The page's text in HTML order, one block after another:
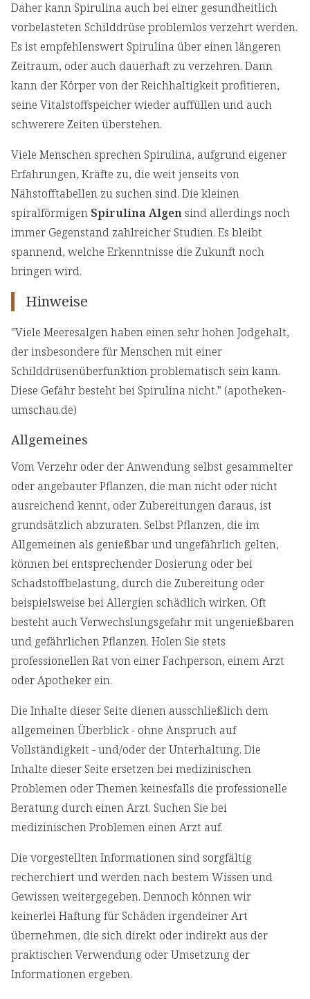
Daher kann Spirulina auch bei einer gesundheitlich
vorbelasteten Schilddrüse problemlos verzehrt werden.
Es ist empfehlenswert Spirulina über einen längeren
Zeitraum, oder auch dauerhaft zu verzehren. Dann
kann der Körper von der Reichhaltigkeit profitieren,
seine Vitalstoffspeicher wieder auffüllen und auch
schwerere Zeiten überstehen.
Viele Menschen sprechen Spirulina, aufgrund eigener
Erfahrungen, Kräfte zu, die weit jenseits von
Nähstofftabellen zu suchen sind. Die kleinen
spiralförmigen Spirulina Algen sind allerdings noch
immer Gegenstand zahlreicher Studien. Es bleibt
spannend, welche Erkenntnisse die Zukunft noch
bringen wird.
Hinweise
"Viele Meeresalgen haben einen sehr hohen Jodgehalt,
der insbesondere für Menschen mit einer
Schilddrüsenüberfunktion problematisch sein kann.
Diese Gefahr besteht bei Spirulina nicht." (apotheken-
umschau.de)
Allgemeines
Vom Verzehr oder der Anwendung selbst gesammelter
oder angebauter Pflanzen, die man nicht oder nicht
ausreichend kennt, oder Zubereitungen daraus, ist
grundsätzlich abzuraten. Selbst Pflanzen, die im
Allgemeinen als genießbar und ungefährlich gelten,
können bei entsprechender Dosierung oder bei
Schadstoffbelastung, durch die Zubereitung oder
beispielsweise bei Allergien schädlich wirken. Oft
besteht auch Verwechslungsgefahr mit ungenießbaren
und gefährlichen Pflanzen. Holen Sie stets
professionellen Rat von einer Fachperson, einem Arzt
oder Apotheker ein.
Die Inhalte dieser Seite dienen ausschließlich dem
allgemeinen Überblick - ohne Anspruch auf
Vollständigkeit - und/oder der Unterhaltung. Die
Inhalte dieser Seite ersetzen bei medizinischen
Problemen oder Themen keinesfalls die professionelle
Beratung durch einen Arzt. Suchen Sie bei
medizinischen Problemen einen Arzt auf.
Die vorgestellten Informationen sind sorgfältig
recherchiert und werden nach bestem Wissen und
Gewissen weitergegeben. Dennoch können wir
keinerlei Haftung für Schäden irgendeiner Art
übernehmen, die sich direkt oder indirekt aus der
praktischen Verwendung oder Umsetzung der
Informationen ergeben.